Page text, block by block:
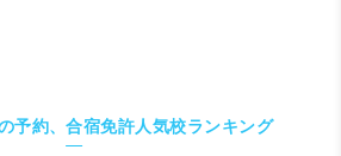
予約、合宿免許人気校ランキング